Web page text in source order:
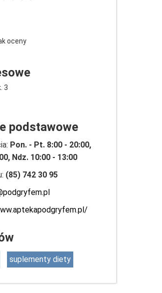
oceny
3
podstawowe
Pon. - Pt. 8:00 - 20:00,
Ndz. 10:00 - 13:00
(85) 742 30 95
suplementy diety